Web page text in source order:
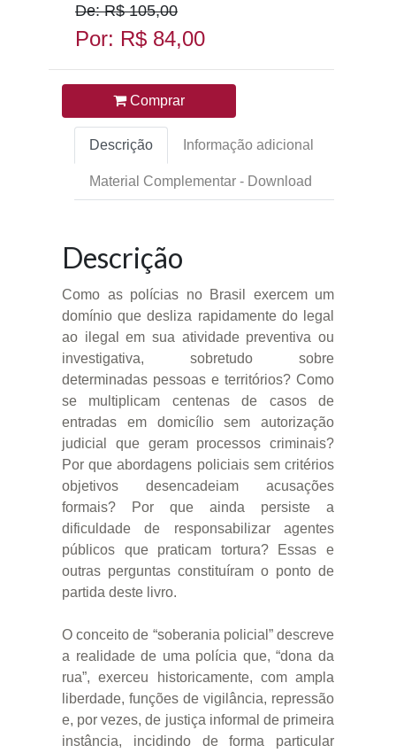
De: R$ 105,00
Por: R$ 84,00
Comprar
Descrição Informação adicional
Material Complementar - Download
Descrição
Como as polícias no Brasil exercem um
domínio que desliza rapidamente do legal
ao ilegal em sua atividade preventiva ou
investigativa, sobretudo sobre
determinadas pessoas e territórios? Como
se multiplicam centenas de casos de
entradas em domicílio sem autorização
judicial que geram processos criminais?
Por que abordagens policiais sem critérios
objetivos desencadeiam acusações
formais? Por que ainda persiste a
dificuldade de responsabilizar agentes
públicos que praticam tortura? Essas e
outras perguntas constituíram o ponto de
partida deste livro.
O conceito de “soberania policial” descreve
a realidade de uma polícia que, “dona da
rua”, exerceu historicamente, com ampla
liberdade, funções de vigilância, repressão
e, por vezes, de justiça informal de primeira
instância, incidindo de forma particular